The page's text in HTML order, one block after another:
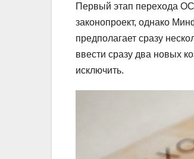
Первый этап перехода
законопроект, однако
предполагает сразу
ввести сразу два новых
исключить.